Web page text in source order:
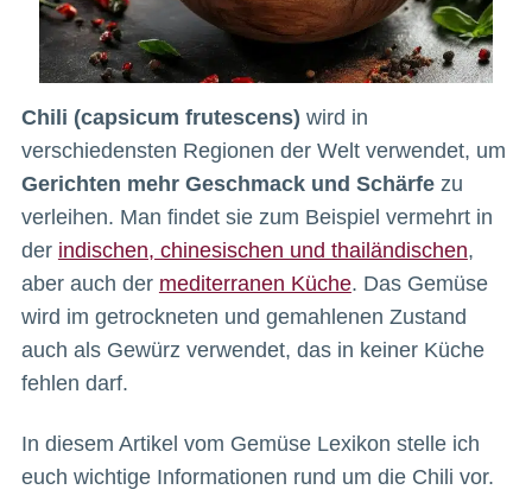
Chili (capsicum frutescens) wird in
verschiedensten Regionen der Welt verwendet, um
Gerichten mehr Geschmack und Schärfezu
verleihen. Man findet sie zum Beispiel vermehrt in
der indischen, chinesischen und thailändischen,
aber auch der mediterranen Küche. Das Gemüse
wird im getrockneten und gemahlenen Zustand
auch als Gewürz verwendet, das in keiner Küche
fehlen darf.
In diesem Artikel vom Gemüse Lexikon stelle ich
euch wichtige Informationen rund um die Chili vor.